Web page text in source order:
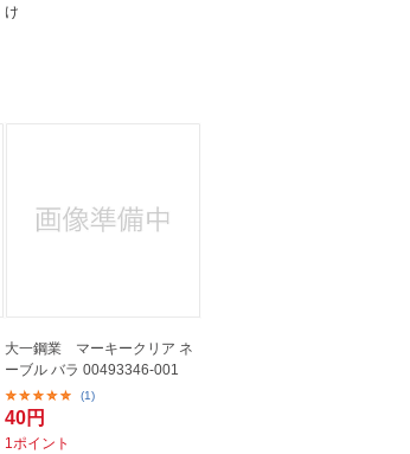
け
大一鋼業 マーキークリア ネ
ーブル バラ 00493346-001
(1)
40円
1ポイント